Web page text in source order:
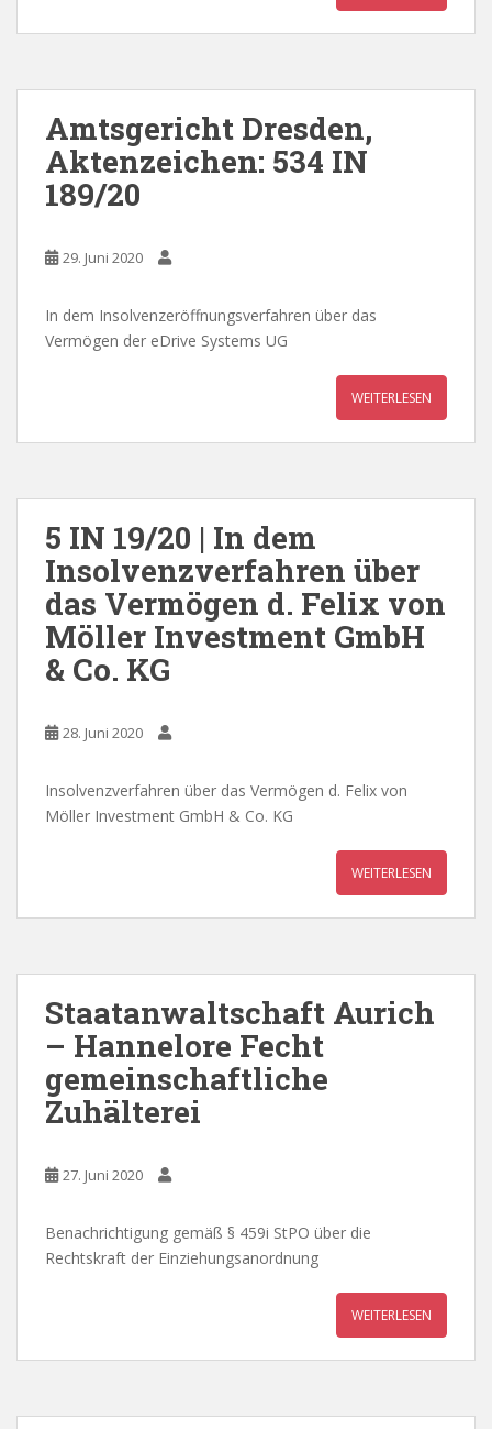
Amtsgericht Dresden,
Aktenzeichen: 534 IN
189/20
29. Juni 2020
In dem Insolvenzeröffnungsverfahren über das
Vermögen der eDrive Systems UG
WEITERLESEN
5 IN 19/20 | In dem
Insolvenzverfahren über
das Vermögen d. Felix von
Möller Investment GmbH
& Co. KG
28. Juni 2020
Insolvenzverfahren über das Vermögen d. Felix von
Möller Investment GmbH & Co. KG
WEITERLESEN
Staatanwaltschaft Aurich
– Hannelore Fecht
gemeinschaftliche
Zuhälterei
27. Juni 2020
Benachrichtigung gemäß § 459i StPO über die
Rechtskraft der Einziehungsanordnung
WEITERLESEN